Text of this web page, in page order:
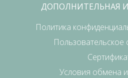
ДОПОЛНИТЕЛЬНАЯ
Политика
Пользовательское
Условия обмена